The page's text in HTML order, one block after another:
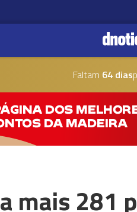
Faltam 64 dias
mais 281